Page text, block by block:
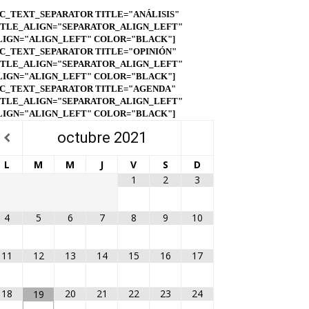
TITLE="ANÁLISIS"
COLOR="BLACK"]
TITLE="OPINIÓN"
COLOR="BLACK"]
TITLE="AGENDA"
COLOR="BLACK"]
octubre 2021
L M M J V S
D
1
2 3
4 5 6 7 8 9 10
11 12 13 14 15 16 17
18 19 20 21 22 23 24